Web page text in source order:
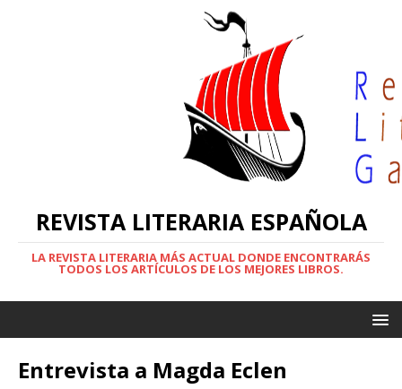
REVISTA LITERARIA ESPAÑOLA
LA REVISTA LITERARIA MÁS ACTUAL DONDE ENCONTRARÁS
TODOS LOS ARTÍCULOS DE LOS MEJORES LIBROS.
Entrevista a Magda Eclen